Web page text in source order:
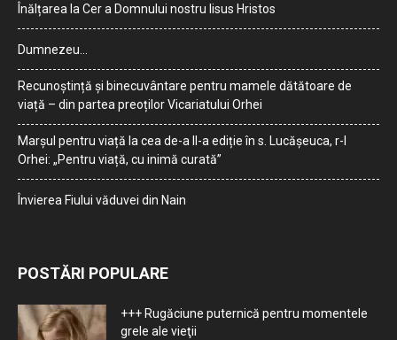
Înălțarea la Cer a Domnului nostru Iisus Hristos
Dumnezeu…
Recunoștință și binecuvântare pentru mamele dătătoare de
viață – din partea preoților Vicariatului Orhei
Marșul pentru viață la cea de-a II-a ediție în s. Lucășeuca, r-l
Orhei: „Pentru viață, cu inimă curată”
Învierea Fiului văduvei din Nain
POSTĂRI POPULARE
+++ Rugăciune puternică pentru momentele
grele ale vieţii